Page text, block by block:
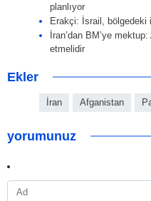
planlıyor
Erakçi: İsrail, bölgedeki
İran’dan BM’ye
etmelidir
Ekler
İran Afganistan
yorumunuz